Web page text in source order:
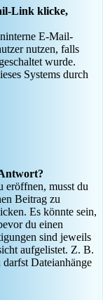
Link klicke,
E-Mail-
nutzen, falls
wurde.
Systems durch
eröffnen, musst du
Beitrag zu
Es könnte sein,
du einen
sind jeweils
aufgelistet. Z. B.
Dateianhänge